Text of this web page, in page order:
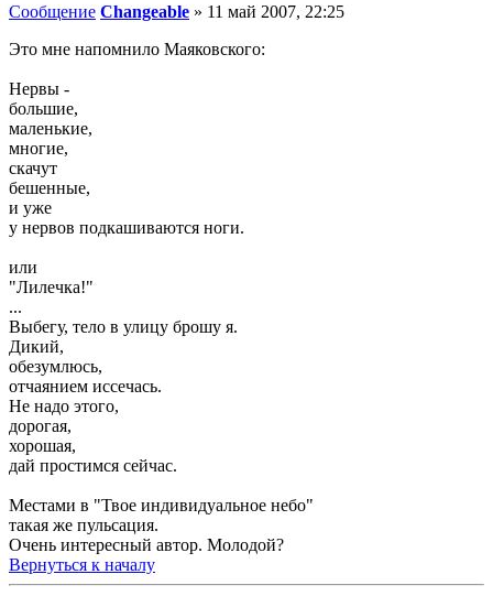
Сообщение Changeable » 11 май 2007, 22:25
Это мне напомнило Маяковского:
Нервы -
большие,
маленькие,
многие,
скачут
бешенные,
и уже
у нервов подкашиваются ноги.
или
"Лилечка!"
...
Выбегу, тело в улицу брошу я.
Дикий,
обезумлюсь,
отчаянием иссечась.
Не надо этого,
дорогая,
хорошая,
дай простимся сейчас.
Местами в "Твое индивидуальное небо"
такая же пульсация.
Очень интересный автор. Молодой?
Вернуться к началу